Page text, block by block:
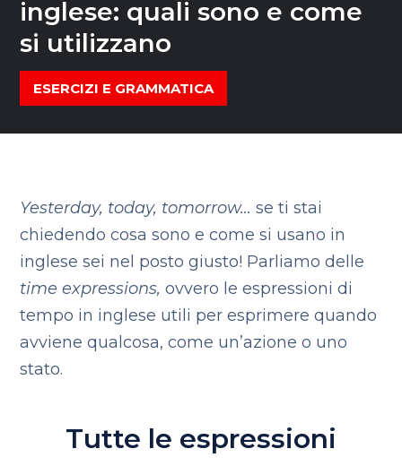
inglese: quali sono e come
si utilizzano
ESERCIZI E GRAMMATICA
Yesterday, today, tomorrow… se ti stai
chiedendo cosa sono e come si usano in
inglese sei nel posto giusto! Parliamo delle
time expressions, ovvero le espressioni di
tempo in inglese utili per esprimere quando
avviene qualcosa, come un’azione o uno
stato.
Tutte le espressioni